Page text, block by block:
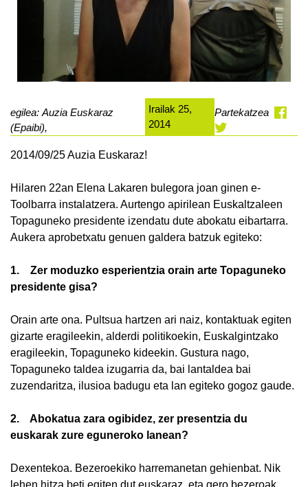
egilea: Auzia Euskaraz
(Epaibi),
Irailak 25,
2014
Partekatzea
2014/09/25 Auzia Euskaraz!
Hilaren 22an Elena Lakaren bulegora joan ginen e-
Toolbarra instalatzera. Aurtengo apirilean Euskaltzaleen
Topaguneko presidente izendatu dute abokatu eibartarra.
Aukera aprobetxatu genuen galdera batzuk egiteko:
1. Zer moduzko esperientzia orain arte Topaguneko
presidente gisa?
Orain arte ona. Pultsua hartzen ari naiz, kontaktuak egiten
gizarte eragileekin, alderdi politikoekin, Euskalgintzako
eragileekin, Topaguneko kideekin. Gustura nago,
Topaguneko taldea izugarria da, bai lantaldea bai
zuzendaritza, ilusioa badugu eta lan egiteko gogoz gaude.
2. Abokatua zara ogibidez, zer presentzia du
euskarak zure eguneroko lanean?
Dexentekoa. Bezeroekiko harremanetan gehienbat. Nik
lehen hitza beti egiten dut euskaraz, eta gero bezeroak